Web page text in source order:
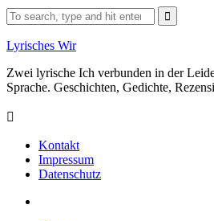
Skip
to
content
Search
for:
Lyrisches Wir
Zwei lyrische Ich verbunden in der
Sprache. Geschichten, Gedichte,
Kontakt
Impressum
Datenschutz